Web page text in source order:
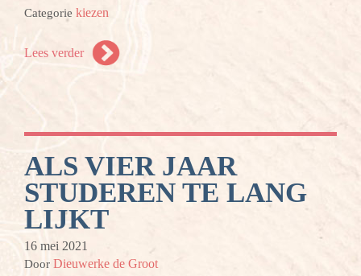
Categorie kiezen
Lees verder
ALS VIER JAAR
STUDEREN TE LANG
LIJKT
16 mei 2021
Door Dieuwerke de Groot